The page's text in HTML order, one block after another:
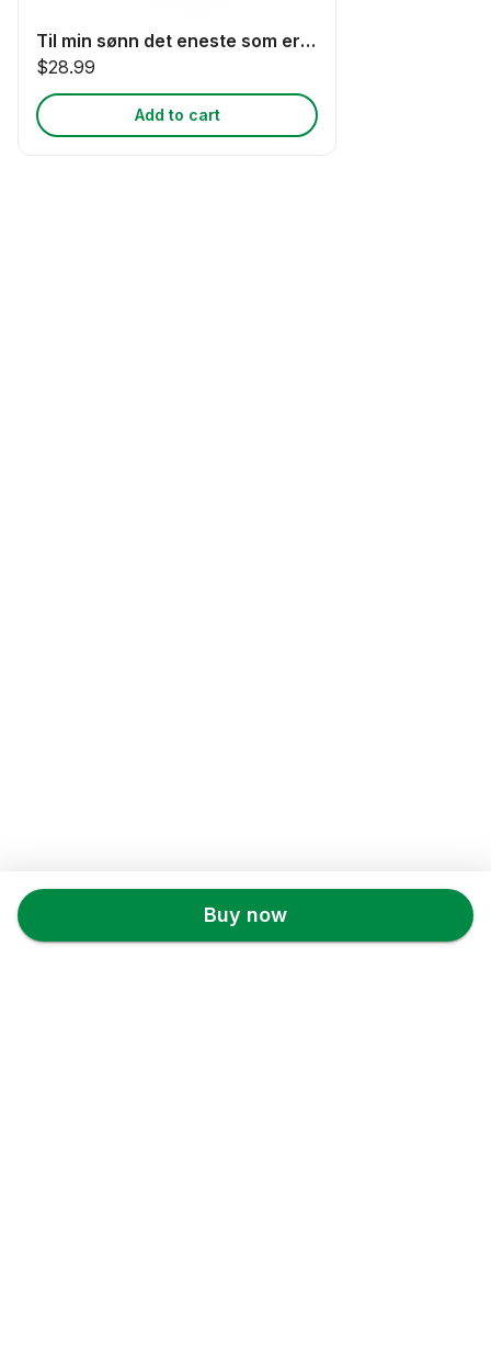
Buy now
Til min sønn det eneste som er bedre
$28.99
Add to cart
Back to top